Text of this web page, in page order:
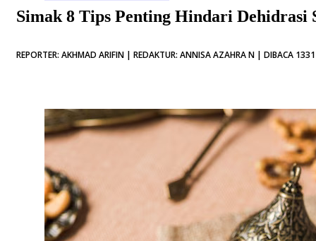
Simak 8 Tips Penting Hindari Dehidrasi
REPORTER: AKHMAD ARIFIN | REDAKTUR: ANNISA AZAHRA N | DIBACA